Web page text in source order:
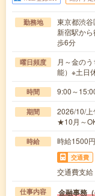
勤務地
東京都渋谷
新宿駅か
歩6分
曜日頻度
月～金の
能）※土日
時間 9:00～
期間
2026/10/
★10月～
時給 時給1500円
交通費
交通費支給
仕事内容 金融事務